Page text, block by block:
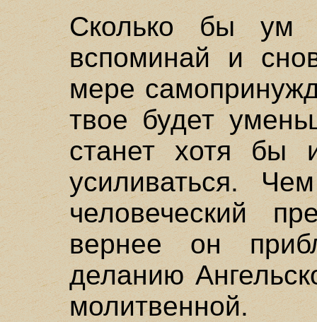
Сколько бы ум
вспоминай и
мере
твое будет
станет хотя бы
усиливаться.
человеческий
вернее он
деланию
молитвенной.